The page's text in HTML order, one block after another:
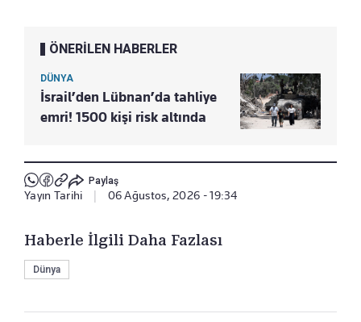
ÖNERİLEN HABERLER
DÜNYA
İsrail’den Lübnan’da tahliye
emri! 1500 kişi risk altında
Paylaş
Yayın Tarihi | 06 Ağustos, 2026 - 19:34
Haberle İlgili Daha Fazlası
Dünya